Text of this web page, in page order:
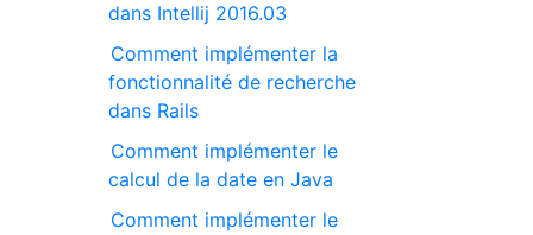
dans Intellij 2016.03
Comment implémenter la
fonctionnalité de recherche
dans Rails
Comment implémenter le
calcul de la date en Java
Comment implémenter le